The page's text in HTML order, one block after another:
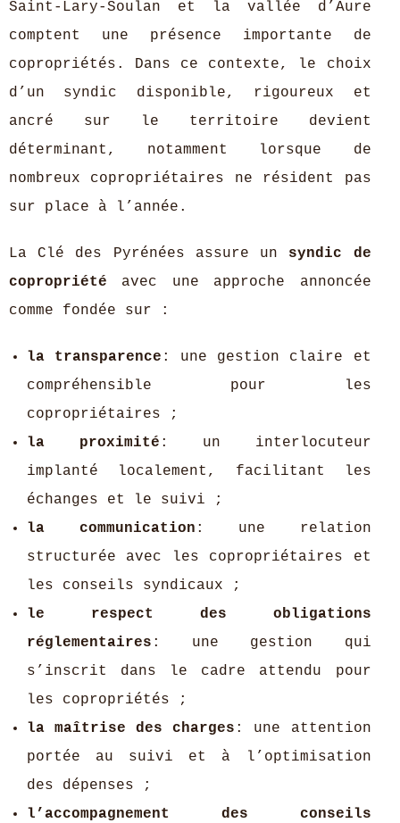
Saint‑Lary‑Soulan et la vallée d’Aure
comptent une présence importante de
copropriétés. Dans ce contexte, le choix
d’un syndic disponible, rigoureux et
ancré sur le territoire devient
déterminant, notamment lorsque de
nombreux copropriétaires ne résident pas
sur place à l’année.
La Clé des Pyrénées assure un syndic de
copropriété avec une approche annoncée
comme fondée sur :
la transparence : une gestion claire et
compréhensible pour les
copropriétaires ;
la proximité : un interlocuteur
implanté localement, facilitant les
échanges et le suivi ;
la communication : une relation
structurée avec les copropriétaires et
les conseils syndicaux ;
le respect des obligations
réglementaires : une gestion qui
s’inscrit dans le cadre attendu pour
les copropriétés ;
la maîtrise des charges : une attention
portée au suivi et à l’optimisation
des dépenses ;
l’accompagnement des conseils